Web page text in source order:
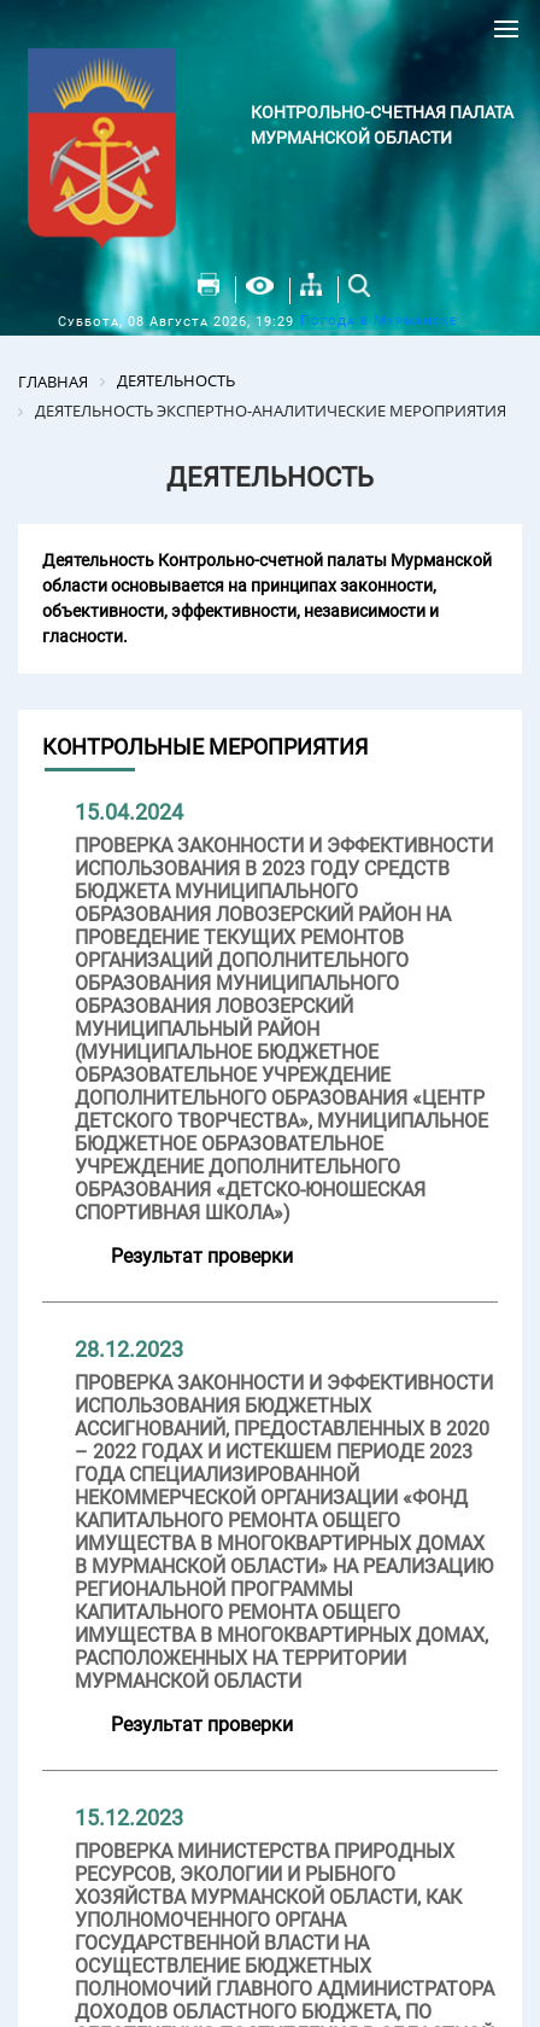
КОНТРОЛЬНО-СЧЕТНАЯ ПАЛАТА
МУРМАНСКОЙ ОБЛАСТИ
Суббота, 08 Августа 2026, 19:29 Погода в Мурманске
ГЛАВНАЯ
ДЕЯТЕЛЬНОСТЬ
ДЕЯТЕЛЬНОСТЬ ЭКСПЕРТНО-АНАЛИТИЧЕСКИЕ МЕРОПРИЯТИЯ
ДЕЯТЕЛЬНОСТЬ
Деятельность Контрольно-счетной палаты Мурманской
области основывается на принципах законности,
объективности, эффективности, независимости и
гласности.
КОНТРОЛЬНЫЕ МЕРОПРИЯТИЯ
15.04.2024
ПРОВЕРКА ЗАКОННОСТИ И ЭФФЕКТИВНОСТИ
ИСПОЛЬЗОВАНИЯ В 2023 ГОДУ СРЕДСТВ
БЮДЖЕТА МУНИЦИПАЛЬНОГО
ОБРАЗОВАНИЯ ЛОВОЗЕРСКИЙ РАЙОН НА
ПРОВЕДЕНИЕ ТЕКУЩИХ РЕМОНТОВ
ОРГАНИЗАЦИЙ ДОПОЛНИТЕЛЬНОГО
ОБРАЗОВАНИЯ МУНИЦИПАЛЬНОГО
ОБРАЗОВАНИЯ ЛОВОЗЕРСКИЙ
МУНИЦИПАЛЬНЫЙ РАЙОН
(МУНИЦИПАЛЬНОЕ БЮДЖЕТНОЕ
ОБРАЗОВАТЕЛЬНОЕ УЧРЕЖДЕНИЕ
ДОПОЛНИТЕЛЬНОГО ОБРАЗОВАНИЯ «ЦЕНТР
ДЕТСКОГО ТВОРЧЕСТВА», МУНИЦИПАЛЬНОЕ
БЮДЖЕТНОЕ ОБРАЗОВАТЕЛЬНОЕ
УЧРЕЖДЕНИЕ ДОПОЛНИТЕЛЬНОГО
ОБРАЗОВАНИЯ «ДЕТСКО-ЮНОШЕСКАЯ
СПОРТИВНАЯ ШКОЛА»)
Результат проверки
28.12.2023
ПРОВЕРКА ЗАКОННОСТИ И ЭФФЕКТИВНОСТИ
ИСПОЛЬЗОВАНИЯ БЮДЖЕТНЫХ
АССИГНОВАНИЙ, ПРЕДОСТАВЛЕННЫХ В 2020
– 2022 ГОДАХ И ИСТЕКШЕМ ПЕРИОДЕ 2023
ГОДА СПЕЦИАЛИЗИРОВАННОЙ
НЕКОММЕРЧЕСКОЙ ОРГАНИЗАЦИИ «ФОНД
КАПИТАЛЬНОГО РЕМОНТА ОБЩЕГО
ИМУЩЕСТВА В МНОГОКВАРТИРНЫХ ДОМАХ
В МУРМАНСКОЙ ОБЛАСТИ» НА РЕАЛИЗАЦИЮ
РЕГИОНАЛЬНОЙ ПРОГРАММЫ
КАПИТАЛЬНОГО РЕМОНТА ОБЩЕГО
ИМУЩЕСТВА В МНОГОКВАРТИРНЫХ ДОМАХ,
РАСПОЛОЖЕННЫХ НА ТЕРРИТОРИИ
МУРМАНСКОЙ ОБЛАСТИ
Результат проверки
15.12.2023
ПРОВЕРКА МИНИСТЕРСТВА ПРИРОДНЫХ
РЕСУРСОВ, ЭКОЛОГИИ И РЫБНОГО
ХОЗЯЙСТВА МУРМАНСКОЙ ОБЛАСТИ, КАК
УПОЛНОМОЧЕННОГО ОРГАНА
ГОСУДАРСТВЕННОЙ ВЛАСТИ НА
ОСУЩЕСТВЛЕНИЕ БЮДЖЕТНЫХ
ПОЛНОМОЧИЙ ГЛАВНОГО АДМИНИСТРАТОРА
ДОХОДОВ ОБЛАСТНОГО БЮДЖЕТА, ПО